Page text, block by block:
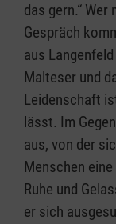
das gern.“
Gespräch
aus
Malteser und
Leidenschaft
lässt. Im
aus, von der
Menschen
Ruhe und
er sich